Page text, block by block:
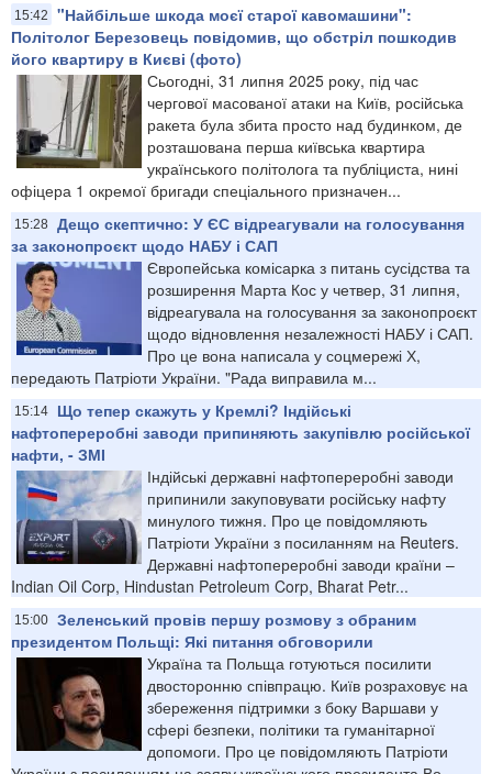
15:42
"Найбільше шкода моєї старої кавомашини":
Політолог Березовець повідомив, що обстріл пошкодив
його квартиру в Києві (фото)
Сьогодні, 31 липня 2025 року, під час
чергової масованої атаки на Київ, російська
ракета була збита просто над будинком, де
розташована перша київська квартира
українського політолога та публіциста, нині
офіцера 1 окремої бригади спеціального призначен...
15:28 Дещо скептично: У ЄС відреагували на голосування
за законопроєкт щодо НАБУ і САП
Європейська комісарка з питань сусідства та
розширення Марта Кос у четвер, 31 липня,
відреагувала на голосування за законопроєкт
щодо відновлення незалежності НАБУ і САП.
Про це вона написала у соцмережі Х,
передають Патріоти України. "Рада виправила м...
15:14
Що тепер скажуть у Кремлі? Індійські
нафтопереробні заводи припиняють закупівлю російської
нафти, - ЗМІ
Індійські державні нафтопереробні заводи
припинили закуповувати російську нафту
минулого тижня. Про це повідомляють
Патріоти України з посиланням на Reuters.
Державні нафтопереробні заводи країни –
Indian Oil Corp, Hindustan Petroleum Corp, Bharat Petr...
15:00 Зеленський провів першу розмову з обраним
президентом Польщі: Які питання обговорили
Україна та Польща готуються посилити
двосторонню співпрацю. Київ розраховує на
збереження підтримки з боку Варшави у
сфері безпеки, політики та гуманітарної
допомоги. Про це повідомляють Патріоти